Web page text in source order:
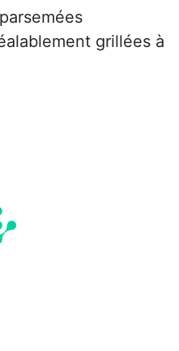
grillées à